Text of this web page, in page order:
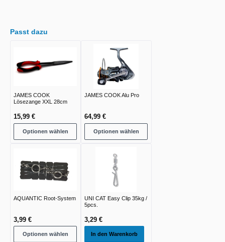
Passt dazu
JAMES COOK
Lösezange XXL 28cm
15,99 €
Optionen wählen
JAMES COOK Alu Pro
64,99 €
Optionen wählen
AQUANTIC Root-System
3,99 €
Optionen wählen
UNI CAT Easy Clip 35kg /
5pcs.
3,29 €
In den Warenkorb